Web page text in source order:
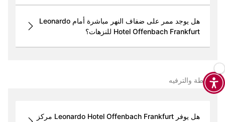
هل يوجد ممر على ضفاف النهر مباشرة أمام Leonardo
Hotel Offenbach Frankfurt للنزهات؟
الأنشطة والترفيه
هل يوفر Leonardo Hotel Offenbach Frankfurt مركز